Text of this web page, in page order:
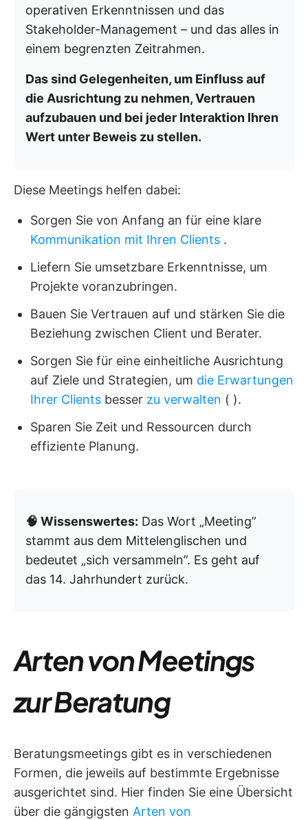
operativen Erkenntnissen und das
Stakeholder-Management – und das alles in
einem begrenzten Zeitrahmen.
Das sind Gelegenheiten, um Einfluss auf
die Ausrichtung zu nehmen, Vertrauen
aufzubauen und bei jeder Interaktion Ihren
Wert unter Beweis zu stellen.
Diese Meetings helfen dabei:
Sorgen Sie von Anfang an für eine klare
Kommunikation mit Ihren Clients .
Liefern Sie umsetzbare Erkenntnisse, um
Projekte voranzubringen.
Bauen Sie Vertrauen auf und stärken Sie die
Beziehung zwischen Client und Berater.
Sorgen Sie für eine einheitliche Ausrichtung
auf Ziele und Strategien, um die Erwartungen
Ihrer Clients besser zu verwalten ( ).
Sparen Sie Zeit und Ressourcen durch
effiziente Planung.
🧠 Wissenswertes: Das Wort „Meeting”
stammt aus dem Mittelenglischen und
bedeutet „sich versammeln”. Es geht auf
das 14. Jahrhundert zurück.
Arten von Meetings
zur Beratung
Beratungsmeetings gibt es in verschiedenen
Formen, die jeweils auf bestimmte Ergebnisse
ausgerichtet sind. Hier finden Sie eine Übersicht
über die gängigsten Arten von